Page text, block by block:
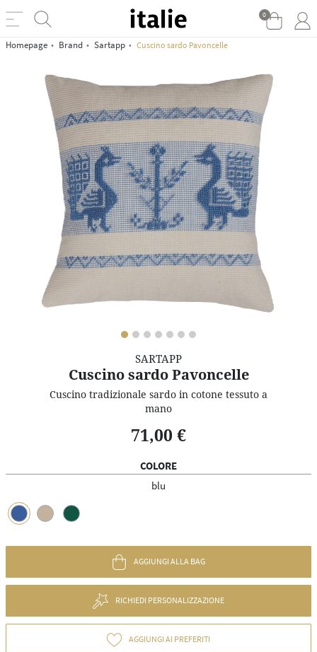
0
Homepage Brand Sartapp Cuscino sardo Pavoncelle
SARTAPP
Cuscino sardo Pavoncelle
Cuscino tradizionale sardo in cotone tessuto a
mano
71,00 €
COLORE
blu
AGGIUNGI AI PREFERITI
AGGIUNGI ALLA BAG
RICHIEDI PERSONALIZZAZIONE